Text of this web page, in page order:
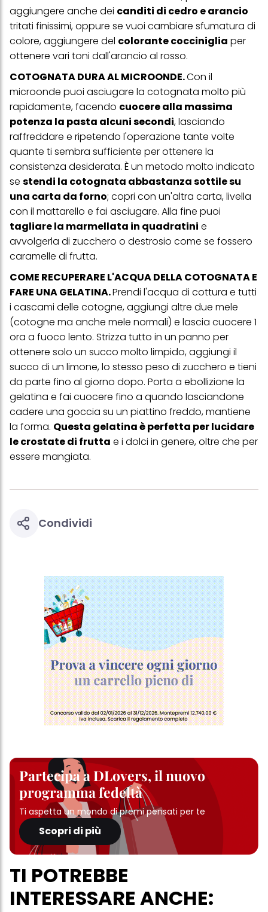
aggiungere anche dei canditi di cedro e arancio
tritati finissimi, oppure se vuoi cambiare sfumatura di
colore, aggiungere del colorante cocciniglia per
ottenere vari toni dall'arancio al rosso.
COTOGNATA DURA AL MICROONDE.Con il
microonde puoi asciugare la cotognata molto più
rapidamente, facendo cuocere alla massima
potenza la pasta alcuni secondi, lasciando
raffreddare e ripetendo l'operazione tante volte
quante ti sembra sufficiente per ottenere la
consistenza desiderata. È un metodo molto indicato
se stendi la cotognata abbastanza sottile su
una carta da forno; copri con un'altra carta, livella
con il mattarello e fai asciugare. Alla fine puoi
tagliare la marmellata in quadratini e
avvolgerla di zucchero o destrosio come se fossero
caramelle di frutta.
COME RECUPERARE L'ACQUA DELLA COTOGNATA E
FARE UNA GELATINA.Prendi l'acqua di cottura e tutti
i cascami delle cotogne, aggiungi altre due mele
(cotogne ma anche mele normali) e lascia cuocere 1
ora a fuoco lento. Strizza tutto in un panno per
ottenere solo un succo molto limpido, aggiungi il
succo di un limone, lo stesso peso di zucchero e tieni
da parte fino al giorno dopo. Porta a ebollizione la
gelatina e fai cuocere fino a quando lasciandone
cadere una goccia su un piattino freddo, mantiene
la forma. Questa gelatina è perfetta per lucidare
le crostate di frutta e i dolci in genere, oltre che per
essere mangiata.
Condividi
Partecipa a DLovers, il nuovo
programma fedeltà
Ti aspetta un mondo di premi pensati per te
Scopri di più
TI POTREBBE
INTERESSARE ANCHE:
verranno utilizzati solo i cookie tecnicamente necessari per fornirti
questo sito web.